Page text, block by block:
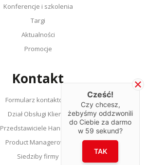
Konferencje i szkolenia
Targi
Aktualności
Promocje
Kontakt
Formularz kontaktowy
Dział Obsługi Klienta
Przedstawiciele Handlowi
Product Managerowie
Siedziby firmy
Cześć!
Czy chcesz,
żebyśmy oddzwonili
do Ciebie za darmo
w 59 sekund?
TAK